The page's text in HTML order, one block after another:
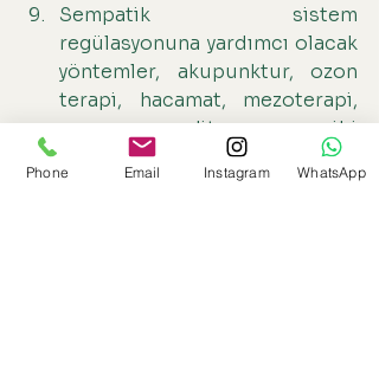
Sempatik sistem
regülasyonuna yardımcı olacak
yöntemler, akupunktur, ozon
terapi, hacamat, mezoterapi,
yoga, meditasyon gibi
yöntemler de yardımcı
olabilmektedir.
Phone Email Instagram WhatsApp